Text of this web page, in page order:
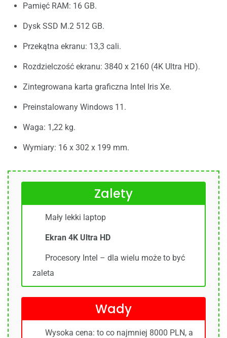
Pamięć RAM: 16 GB.
Dysk SSD M.2 512 GB.
Przekątna ekranu: 13,3 cali.
Rozdzielczość ekranu: 3840 x 2160 (4K Ultra HD).
Zintegrowana karta graficzna Intel Iris Xe.
Preinstalowany Windows 11.
Waga: 1,22 kg.
Wymiary: 16 x 302 x 199 mm.
Zalety
Mały lekki laptop
Ekran 4K Ultra HD
Procesory Intel – dla wielu może to być
zaleta
Wady
Wysoka cena: to co najmniej 8000 PLN, a